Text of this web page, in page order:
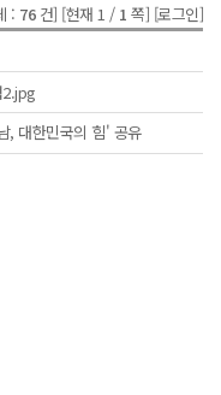
: 76건] [현재 1 / 1 쪽] [로그인]
, 대한민국의 힘' 공유